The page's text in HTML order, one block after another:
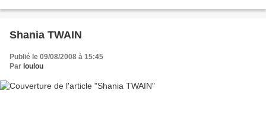
Shania TWAIN
Publié le 09/08/2008 à 15:45
Par loulou